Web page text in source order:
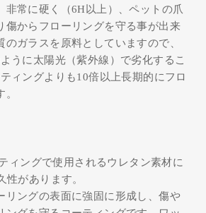
非常に硬く（6H以上）、ペットの爪
傷からフローリングを守る事が出来
のガラスを原料としていますので、
うに太陽光（紫外線）で劣化するこ
ィングよりも10倍以上長期的にフロ
ィングで使用されるウレタン素材に
性があります。
リングの表面に強固に形成し、傷や